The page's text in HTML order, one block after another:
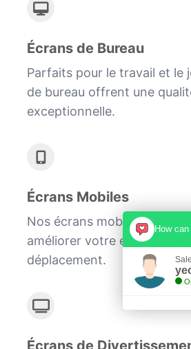
Écrans de Bureau
Parfaits pour le travail et le
de bureau offrent une
exceptionnelle.
Écrans Mobiles
Nos écrans mobiles sont
améliorer votre expérience
déplacement.
Écrans de
How